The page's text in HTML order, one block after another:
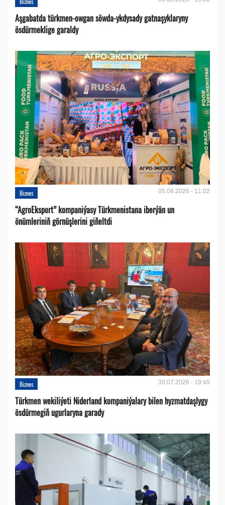
Aşgabatda türkmen-owgan söwda-ykdysady gatnaşyklaryny
ösdürmeklige garaldy
Biznes 05.08.2026 - 11:02
“AgroEksport” kompaniýasy Türkmenistana iberýän un
önümleriniň görnüşlerini giňeltdi
Biznes 30.07.2026 - 19:45
Türkmen wekiliýeti Niderland kompaniýalary bilen hyzmatdaşlygy
ösdürmegiň ugurlaryna garady